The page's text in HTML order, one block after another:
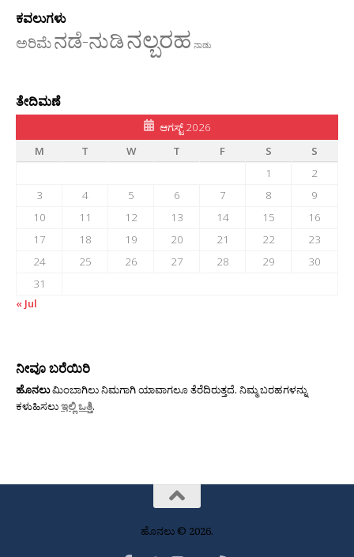
ಕವಲುಗಳು
ಅರಿಮೆನಡೆ-ನುಡಿನಲ್ಬರಹ ನಾಡು
ತೇದಿಮಣೆ
ಆಗಸ್ಟ್ 2026
M
T W T F S
S
1
2
3
4 5 6 7 8
9
10
11 12 13 14 15
16
17
18 19 20 21 22
23
24
25 26 27 28 29
30
31
« Jul
ನೀವೂ ಬರೆಯಿರಿ
ಹೊನಲುಮಿಂಬಾಗಿಲು ನಿಮಗಾಗಿ ಯಾವಾಗಲೂ ತೆರೆದಿರುತ್ತದೆ. ನಿಮ್ಮ ಬರಹಗಳನ್ನು
ಕಳುಹಿಸಲುಇಲ್ಲಿ ಒತ್ತಿ.
ಹೊನಲು © 2026.